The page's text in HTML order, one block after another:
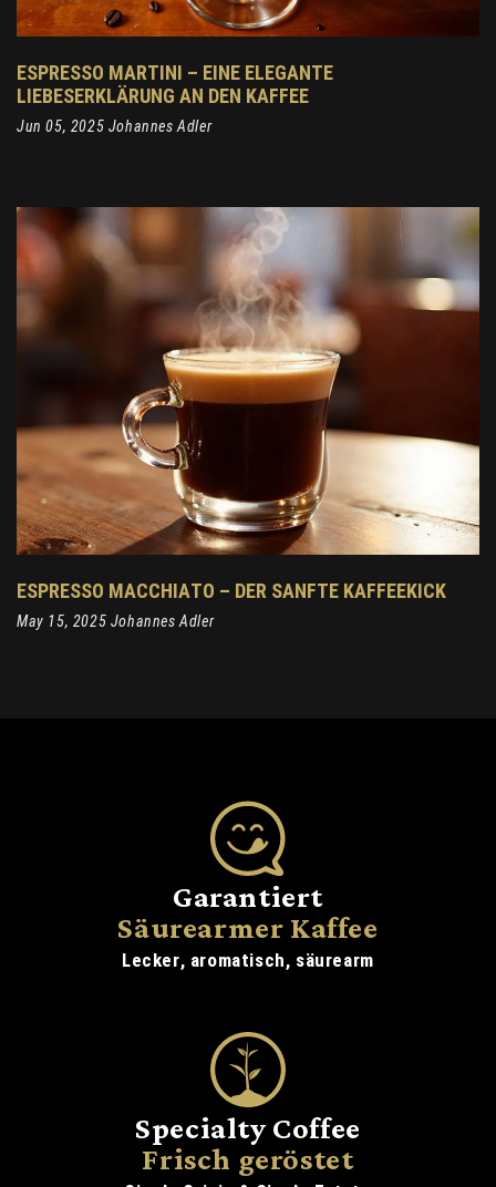
ESPRESSO MARTINI – EINE ELEGANTE
LIEBESERKLÄRUNG AN DEN KAFFEE
Jun 05, 2025 Johannes Adler
ESPRESSO MACCHIATO – DER SANFTE KAFFEEKICK
May 15, 2025 Johannes Adler
Garantiert
Säurearmer Kaffee
Lecker, aromatisch, säurearm
Specialty Coffee
Frisch geröstet